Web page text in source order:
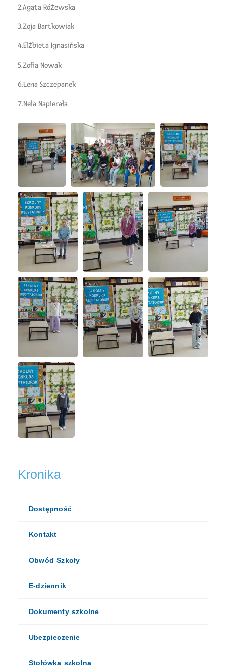
2.Agata Różewska
3.Zoja Bartkowiak
4.Elżbieta Ignasińska
5.Zofia Nowak
6.Lena Szczepanek
7.Nela Napierała
Kronika
Dostępność
Kontakt
Obwód Szkoły
E-dziennik
Dokumenty szkolne
Ubezpieczenie
Stołówka szkolna